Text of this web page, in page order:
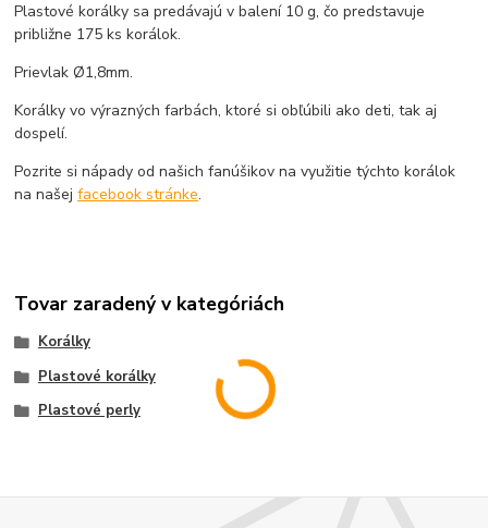
Plastové korálky sa predávajú v balení 10 g, čo predstavuje
približne 175 ks korálok.
Prievlak Ø1,8mm.
Korálky vo výrazných farbách, ktoré si obľúbili ako deti, tak aj
dospelí.
Pozrite si nápady od našich fanúšikov na využitie týchto korálok
na našejfacebook stránke.
Tovar zaradený v kategóriách
Korálky
Plastové korálky
Plastové perly